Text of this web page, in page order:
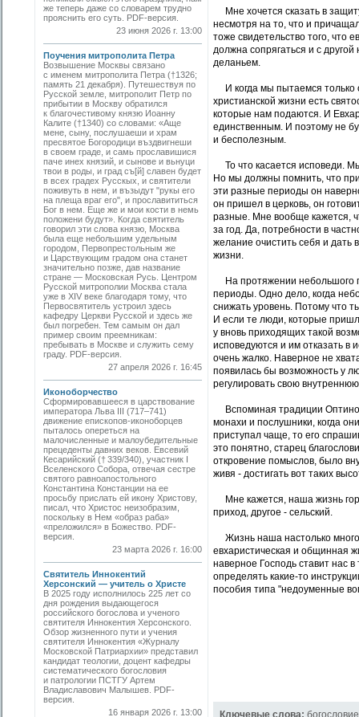
же теперь даже со словарем трудно
прояснить его суть. PDF-версия.
23 июня 2026 г. 13:00
Поучения митрополита Петра
Возвышение Москвы связано
с именем митрополита Петра (†1326;
память 21 декабря). Путешествуя по
Русской земле, митрополит Петр по
прибытии в Москву обратился
к благочестивому князю Иоанну
Калите (†1340) со словами: «Аще
мене, сыну, послушаеши и храм
пресвятое Богородици въздвигнеши
в своем граде, и самь прославишися
паче инех князий, и сынове и вьнуци
твои в роды, и град съ[й] славен будет
в всех градех Русскых, и святители
поживуть в нем, и възыдут "рукы его
на плеща враг его", и прославититься
Бог в нем. Еще же и мои кости в немь
положени будут». Когда святитель
говорил эти слова князю, Москва
была еще небольшим удельным
городом, Первопрестольным же
и Царствующим градом она станет
значительно позже, дав название
стране — Московская Русь. Центром
Русской митрополии Москва стала
уже в XIV веке благодаря тому, что
Первосвятитель устроил здесь
кафедру Церкви Русской и здесь же
был погребен. Тем самым он дал
пример своим преемникам:
пребывать в Москве и служить сему
граду. PDF-версия.
27 апреля 2026 г. 16:45
Иконоборчество
Сформировавшееся в царствование
императора Льва III (717–741)
движение епископов-иконоборцев
пыталось опереться на
малочисленные и малоубедительные
прецеденты давних веков. Евсевий
Кесарийский († 339/340), участник I
Вселенского Собора, отвечая сестре
святого равноапостольного
Константина Констанции на ее
просьбу прислать ей икону Христову,
писал, что Христос неизобразим,
поскольку в Нем «образ раба»
«преложился» в Божество. РDF-
версия.
23 марта 2026 г. 16:00
Святитель Иннокентий
Херсонский — учитель о Христе
В 2025 году исполнилось 225 лет со
дня рождения выдающегося
российского богослова и ученого
святителя Иннокентия Херсонского.
Обзор жизненного пути и учения
святителя Иннокентия «Журналу
Московской Патриархии» представил
кандидат теологии, доцент кафедры
систематического богословия
и патрологии ПСТГУ Артем
Владиславович Малышев. PDF-
версия.
16 января 2026 г. 13:00
Мне хочется сказать в
несмотря на то, что и
тоже свидетельство того, что
должна сопрягаться и с
деланьем.
И когда мы пытаемся только
христианской жизни есть
которые нам подаются. И
единственным. И поэтому не
и бесполезным.
То что касается исповеди.
Но мы должны помнить, что
эти разные периоды он
он пришел в церковь, он
разные. Мне вообще кажется,
за год. Да, потребности в
желание очистить себя и дать
жизни.
На протяжении небольшого
периоды. Одно дело, когда
снижать уровень. Потому что
И если те люди, которые
у вновь приходящих такой
исповедуются и им отказать в
очень жалко. Наверное не
появилась бы возможность у
регулировать свою
Вспоминая традиции
монахи и послушники, когда
приступал чаще, то его
это понятно, старец
откровение помыслов, было
живя - достигать вот таких
Мне кажется, наша жизнь
приход, другое - сельский.
Жизнь наша настолько
евхаристическая и общинная
наверное Господь ставит нас
определять какие-то
пособия типа "недоуменные
Ключевые слова: богословие